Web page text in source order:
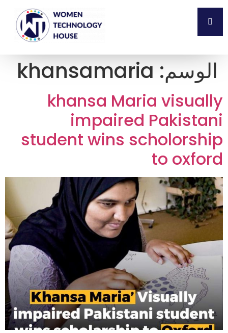
الوسم: khansamaria
khansa Maria visually
impaired Pakistani
student wins scholorship
to oxford